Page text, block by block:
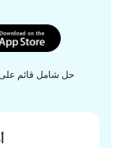
حل شامل قائم على